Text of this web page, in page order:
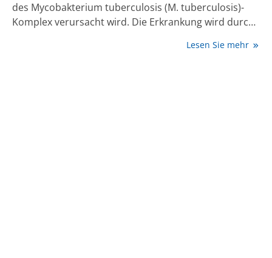
des Mycobakterium tuberculosis (M. tuberculosis)-
Komplex verursacht wird. Die Erkrankung wird durch
Eintrittspforte ist in der Regel die Lunge. Bei Diagnose
Lesen Sie mehr